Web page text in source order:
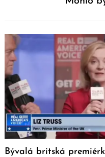
Bývalá britská